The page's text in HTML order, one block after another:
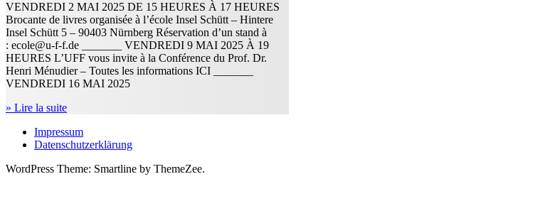
VENDREDI 2 MAI 2025 DE 15 HEURES À 17 HEURES
Brocante de livres organisée à l’école Insel Schütt – Hintere
Insel Schütt 5 – 90403 Nürnberg Réservation d’un stand à
: ecole@u-f-f.de _______ VENDREDI 9 MAI 2025 À 19
HEURES L’UFF vous invite à la Conférence du Prof. Dr.
Henri Ménudier – Toutes les informations ICI _______
VENDREDI 16 MAI 2025
» Lire la suite
Impressum
Datenschutzerklärung
WordPress Theme: Smartline by ThemeZee.